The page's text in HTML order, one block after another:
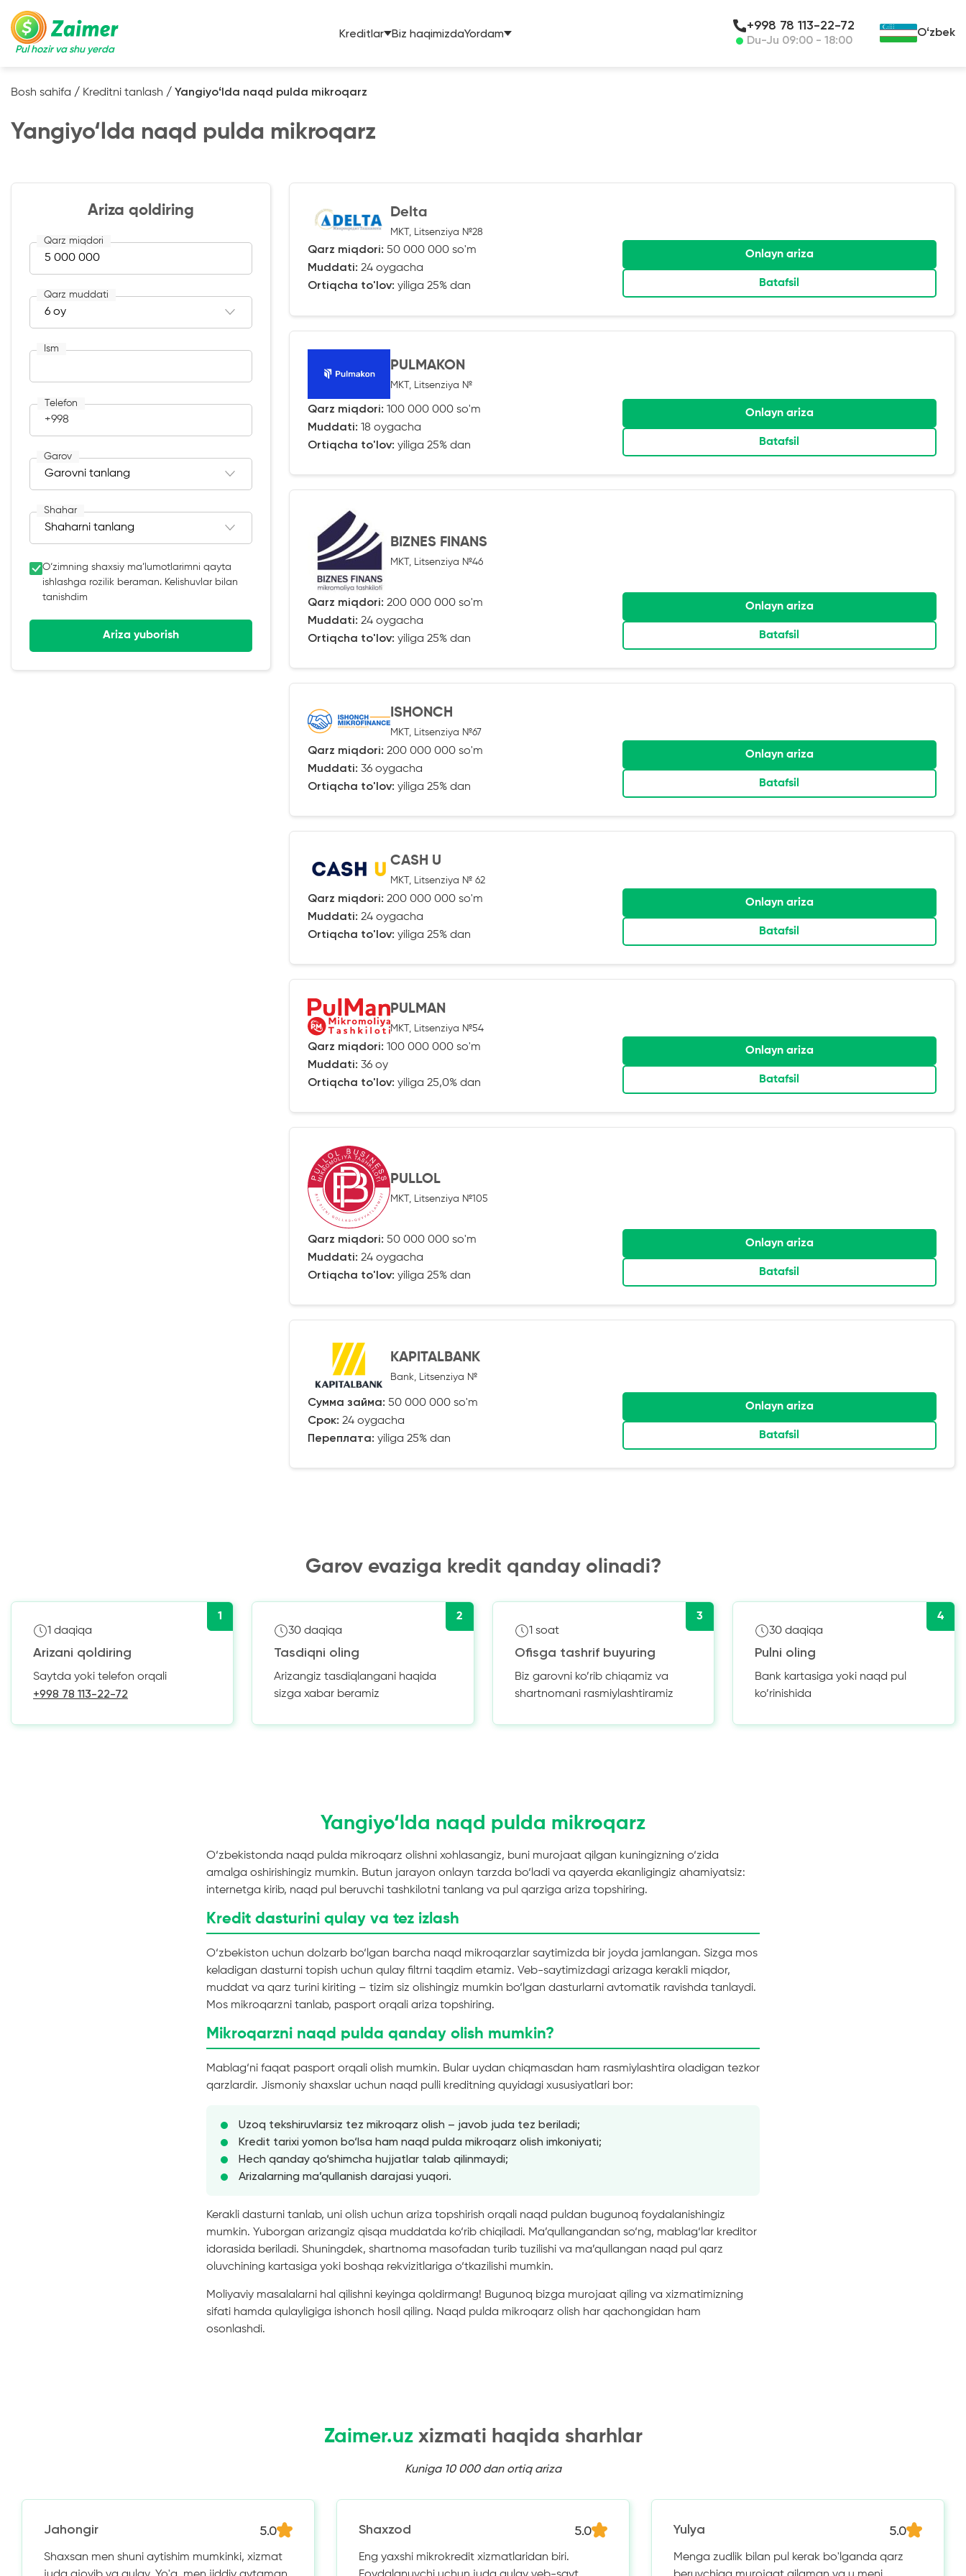
Pul hozir va shu yerda
Kreditlar Biz haqimizdaYordam
+998 78 113-22-72
Du-Ju 09:00 - 18:00
Oʻzbek
Bosh sahifa / Kreditni tanlash / Yangiyoʻlda naqd pulda mikroqarz
Yangiyo‘lda naqd pulda mikroqarz
Ariza qoldiring
Qarz miqdori
Qarz muddati
Ism
Telefon
+998
Garov
Shahar
O‘zimning shaxsiy ma’lumotlarimni qayta
ishlashga rozilik beraman. Kelishuvlar bilan
tanishdim
Ariza yuborish
Delta
MKT, Litsenziya №28
Qarz miqdori: 50 000 000 so'm
Muddati: 24 oygacha
Ortiqcha to'lov: yiliga 25% dan
Onlayn ariza
Batafsil
PULMAKON
MKT, Litsenziya №
Qarz miqdori: 100 000 000 so'm
Muddati: 18 oygacha
Ortiqcha to'lov: yiliga 25% dan
Onlayn ariza
Batafsil
BIZNES FINANS
MKT, Litsenziya №46
Qarz miqdori: 200 000 000 so'm
Muddati: 24 oygacha
Ortiqcha to'lov: yiliga 25% dan
Onlayn ariza
Batafsil
ISHONCH
MKT, Litsenziya №67
Qarz miqdori: 200 000 000 so'm
Muddati: 36 oygacha
Ortiqcha to'lov: yiliga 25% dan
Onlayn ariza
Batafsil
CASH U
MKT, Litsenziya № 62
Qarz miqdori: 200 000 000 so'm
Muddati: 24 oygacha
Ortiqcha to'lov: yiliga 25% dan
Onlayn ariza
Batafsil
PULMAN
MKT, Litsenziya №54
Qarz miqdori: 100 000 000 so'm
Muddati: 36 oy
Ortiqcha to'lov: yiliga 25,0% dan
Onlayn ariza
Batafsil
PULLOL
MKT, Litsenziya №105
Qarz miqdori: 50 000 000 so'm
Muddati: 24 oygacha
Ortiqcha to'lov: yiliga 25% dan
Onlayn ariza
Batafsil
KAPITALBANK
Bank, Litsenziya №
Сумма займа: 50 000 000 so'm
Срок: 24 oygacha
Переплата: yiliga 25% dan
Onlayn ariza
Batafsil
Garov evaziga kredit qanday olinadi?
1
1 daqiqa
Arizani qoldiring
Saytda yoki telefon orqali
+998 78 113-22-72
2
30 daqiqa
Tasdiqni oling
Arizangiz tasdiqlangani haqida
sizga xabar beramiz
3
1 soat
Ofisga tashrif buyuring
Biz garovni ko’rib chiqamiz va
shartnomani rasmiylashtiramiz
4
30 daqiqa
Pulni oling
Bank kartasiga yoki naqd pul
ko’rinishida
Yangiyo‘lda naqd pulda mikroqarz
O‘zbekistonda naqd pulda mikroqarz olishni xohlasangiz, buni murojaat qilgan kuningizning o‘zida
amalga oshirishingiz mumkin. Butun jarayon onlayn tarzda bo‘ladi va qayerda ekanligingiz ahamiyatsiz:
internetga kirib, naqd pul beruvchi tashkilotni tanlang va pul qarziga ariza topshiring.
Kredit dasturini qulay va tez izlash
O‘zbekiston uchun dolzarb bo‘lgan barcha naqd mikroqarzlar saytimizda bir joyda jamlangan. Sizga mos
keladigan dasturni topish uchun qulay filtrni taqdim etamiz. Veb-saytimizdagi arizaga kerakli miqdor,
muddat va qarz turini kiriting – tizim siz olishingiz mumkin bo‘lgan dasturlarni avtomatik ravishda tanlaydi.
Mos mikroqarzni tanlab, pasport orqali ariza topshiring.
Mikroqarzni naqd pulda qanday olish mumkin?
Mablag‘ni faqat pasport orqali olish mumkin. Bular uydan chiqmasdan ham rasmiylashtira oladigan tezkor
qarzlardir. Jismoniy shaxslar uchun naqd pulli kreditning quyidagi xususiyatlari bor:
Uzoq tekshiruvlarsiz tez mikroqarz olish – javob juda tez beriladi;
Kredit tarixi yomon bo‘lsa ham naqd pulda mikroqarz olish imkoniyati;
Hech qanday qo‘shimcha hujjatlar talab qilinmaydi;
Arizalarning ma’qullanish darajasi yuqori.
Kerakli dasturni tanlab, uni olish uchun ariza topshirish orqali naqd puldan bugunoq foydalanishingiz
mumkin. Yuborgan arizangiz qisqa muddatda ko‘rib chiqiladi. Ma’qullangandan so‘ng, mablag‘lar kreditor
idorasida beriladi. Shuningdek, shartnoma masofadan turib tuzilishi va ma’qullangan naqd pul qarz
oluvchining kartasiga yoki boshqa rekvizitlariga o‘tkazilishi mumkin.
Moliyaviy masalalarni hal qilishni keyinga qoldirmang! Bugunoq bizga murojaat qiling va xizmatimizning
sifati hamda qulayligiga ishonch hosil qiling. Naqd pulda mikroqarz olish har qachongidan ham
osonlashdi.
Zaimer.uzxizmati haqida sharhlar
Kuniga 10 000 dan ortiq ariza
Jahongir 5.0
Shaxsan men shuni aytishim mumkinki, xizmat
Shaxzod 5.0
Eng yaxshi mikrokredit xizmatlaridan biri.
Yulya 5.0
Menga zudlik bilan pul kerak bo'lganda qarz